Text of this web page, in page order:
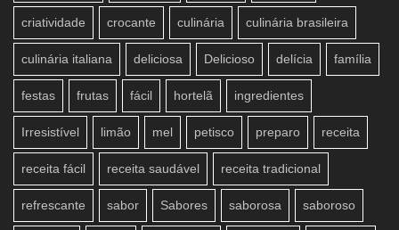
criatividade crocante culinária culinária brasileira
culinária italiana deliciosa Delicioso delícia família
festas frutas fácil hortelã ingredientes
Irresistível limão mel petisco preparo receita
receita fácil receita saudável receita tradicional
refrescante sabor Sabores saborosa saboroso